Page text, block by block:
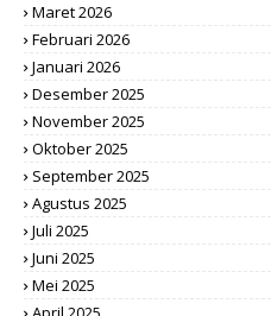
Maret 2026
Februari 2026
Januari 2026
Desember 2025
November 2025
Oktober 2025
September 2025
Agustus 2025
Juli 2025
Juni 2025
Mei 2025